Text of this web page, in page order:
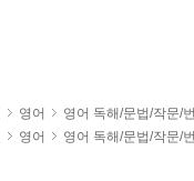
영어
영어 독해/문법/작문/
영어 영어 독해/문법/작문/